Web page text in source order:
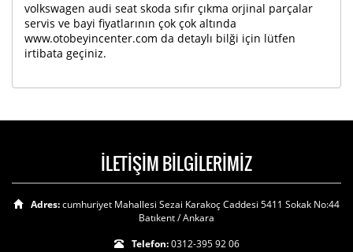
volkswagen audi seat skoda sıfır çıkma orjinal parçalar
servis ve bayi fiyatlarının çok çok altında
www.otobeyincenter.com da detaylı bilği için lütfen
irtibata geçiniz.
İLETİŞİM BİLGİLERİMİZ
Adres:cumhuriyet Mahallesi Sezai Karakoç Caddesi 5411 Sokak No:44
Batıkent / Ankara
Telefon:0312-395 92 06